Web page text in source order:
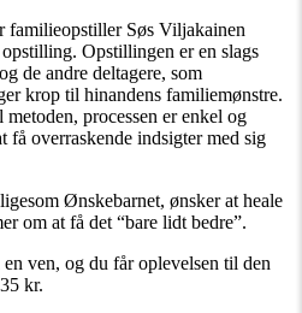
familieopstiller Søs Viljakainen
Opstillingen er en slags
de andre deltagere, som
krop til hinandens familiemønstre.
processen er enkel og
overraskende indsigter med sig
Ønskebarnet, ønsker at heale
om at få det “bare lidt bedre”.
ven, og du får oplevelsen til den
kr.